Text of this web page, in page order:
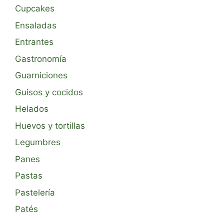
Cupcakes
Ensaladas
Entrantes
Gastronomía
Guarniciones
Guisos y cocidos
Helados
Huevos y tortillas
Legumbres
Panes
Pastas
Pastelería
Patés